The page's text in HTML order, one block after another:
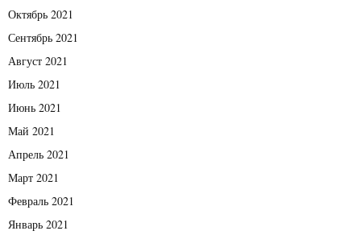
Октябрь 2021
Сентябрь 2021
Август 2021
Июль 2021
Июнь 2021
Май 2021
Апрель 2021
Март 2021
Февраль 2021
Январь 2021